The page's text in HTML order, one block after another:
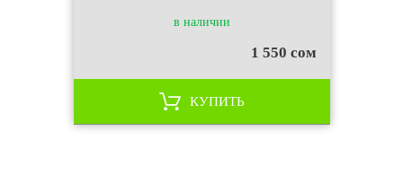
в наличии
1 550 сом
КУПИТЬ